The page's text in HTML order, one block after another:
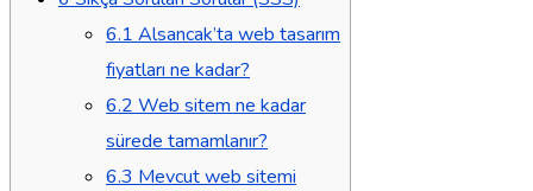
6.1 Alsancak’ta web tasarım
fiyatları ne kadar?
6.2 Web sitem ne kadar
sürede tamamlanır?
6.3 Mevcut web sitemi